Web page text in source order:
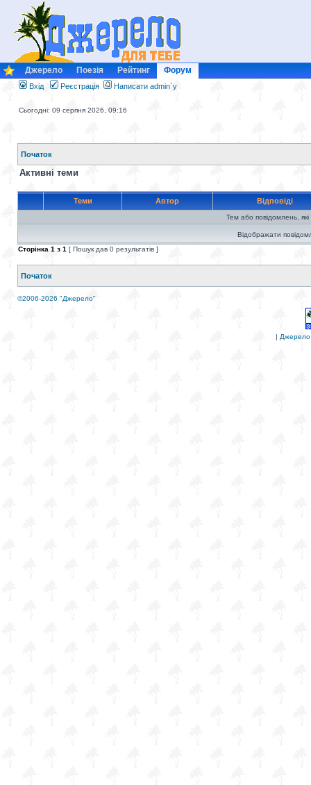
Джерело Поезія Рейтинг Форум
Вхід Реєстрація Написати admin`у
Сьогодні: 09 серпня 2026, 09:16
Початок
Активні теми
Теми Автор Відповіді
Тем або повідомлень,
Відображати
Сторінка 1 з 1 [ Пошук дав 0 результатів ]
Початок
©2006-2026 "Джерело"
| Джерело